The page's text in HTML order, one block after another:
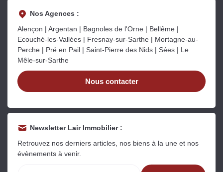
Nos Agences :
Alençon | Argentan | Bagnoles de l'Orne | Bellême |
Ecouché-les-Vallées | Fresnay-sur-Sarthe | Mortagne-au-
Perche | Pré en Pail | Saint-Pierre des Nids | Sées | Le
Mêle-sur-Sarthe
Nous contacter
Newsletter Lair Immobilier :
Retrouvez nos derniers articles, nos biens à la une et nos
évènements à venir.